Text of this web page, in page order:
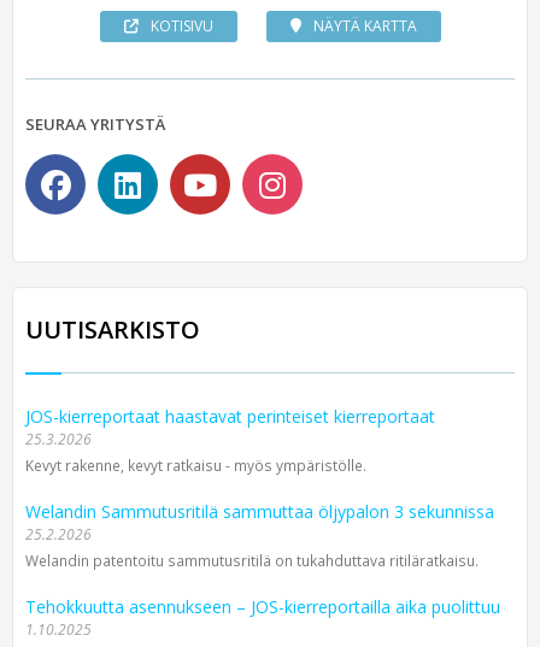
KOTISIVU NÄYTÄ KARTTA
SEURAA YRITYSTÄ
UUTISARKISTO
JOS-kierreportaat haastavat perinteiset kierreportaat
25.3.2026
Kevyt rakenne, kevyt ratkaisu - myös ympäristölle.
Welandin Sammutusritilä sammuttaa öljypalon 3 sekunnissa
25.2.2026
Welandin patentoitu sammutusritilä on tukahduttava ritiläratkaisu.
Tehokkuutta asennukseen – JOS-kierreportailla aika puolittuu
1.10.2025